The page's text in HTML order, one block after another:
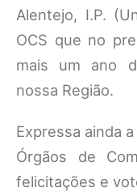
Alentejo, I.P.
OCS que no
mais um ano
nossa Região.
Expressa ainda
Órgãos de
felicitações e